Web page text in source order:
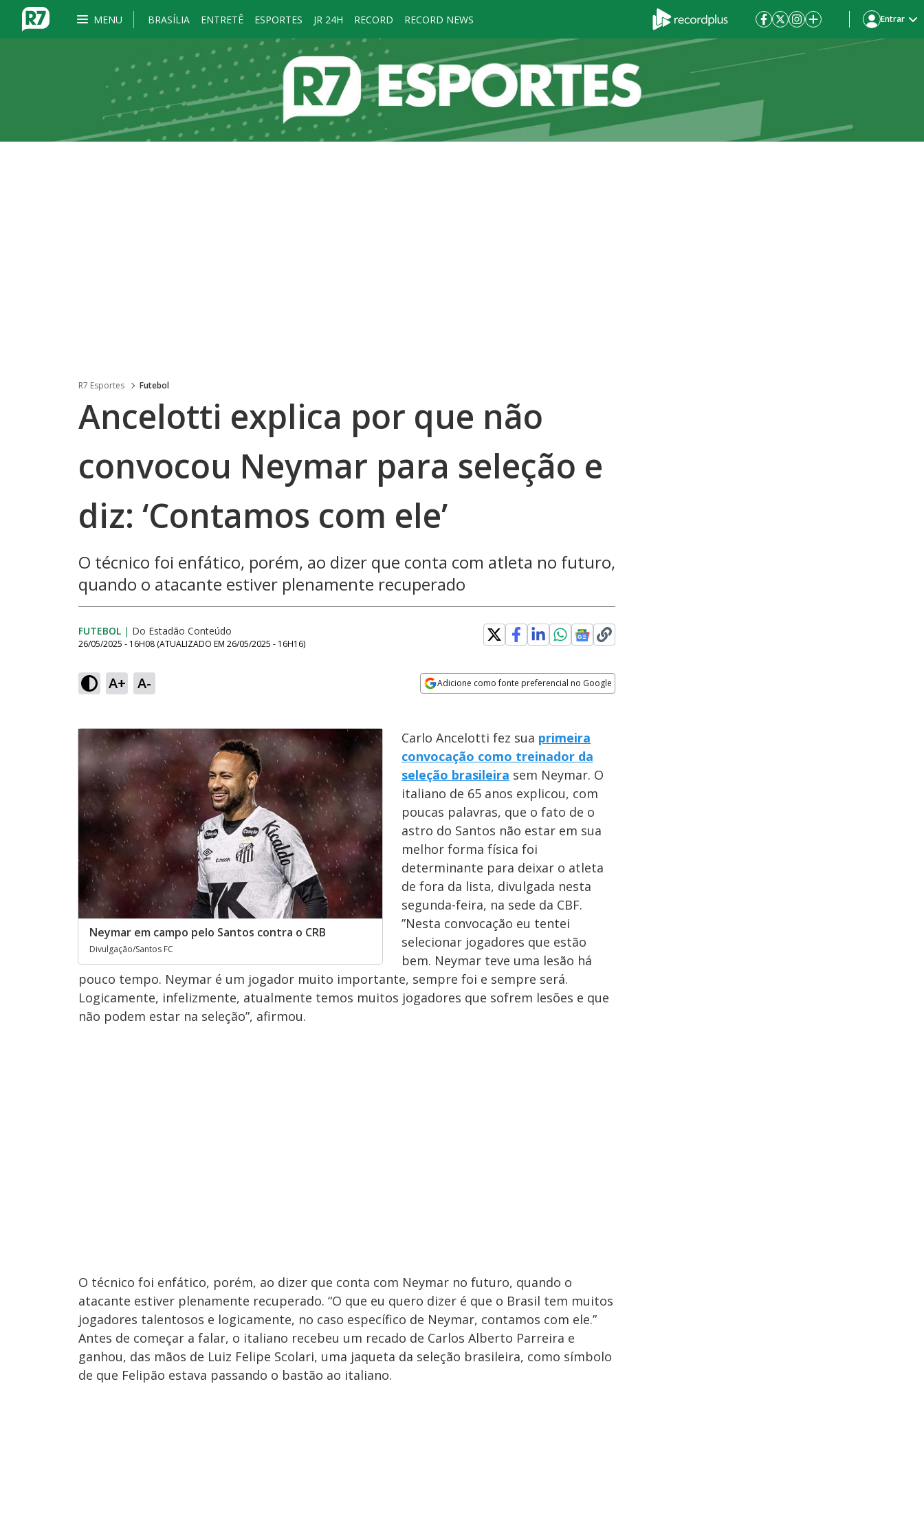
MENU BRASÍLIA ENTRETÊ ESPORTES JR 24H RECORD RECORD NEWS Entrar
R7 Esportes Futebol
Ancelotti explica por que não
convocou Neymar para seleção e
diz: ‘Contamos com ele’
O técnico foi enfático, porém, ao dizer que conta com atleta no futuro,
quando o atacante estiver plenamente recuperado
FUTEBOL | Do Estadão Conteúdo
26/05/2025 - 16H08 (ATUALIZADO EM 26/05/2025 - 16H16)
A+ A- Adicione como fonte preferencial no Google
Neymar em campo pelo Santos contra o CRB
Divulgação/Santos FC
Carlo Ancelotti fez sua primeira
convocação como treinador da
seleção brasileira sem Neymar. O
italiano de 65 anos explicou, com
poucas palavras, que o fato de o
astro do Santos não estar em sua
melhor forma física foi
determinante para deixar o atleta
de fora da lista, divulgada nesta
segunda-feira, na sede da CBF.
”Nesta convocação eu tentei
selecionar jogadores que estão
bem. Neymar teve uma lesão há
pouco tempo. Neymar é um jogador muito importante, sempre foi e sempre será.
Logicamente, infelizmente, atualmente temos muitos jogadores que sofrem lesões e que
não podem estar na seleção”, afirmou.
O técnico foi enfático, porém, ao dizer que conta com Neymar no futuro, quando o
atacante estiver plenamente recuperado. “O que eu quero dizer é que o Brasil tem muitos
jogadores talentosos e logicamente, no caso específico de Neymar, contamos com ele.”
Antes de começar a falar, o italiano recebeu um recado de Carlos Alberto Parreira e
ganhou, das mãos de Luiz Felipe Scolari, uma jaqueta da seleção brasileira, como símbolo
de que Felipão estava passando o bastão ao italiano.